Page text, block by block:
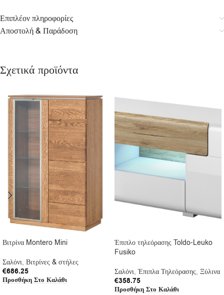
Επιπλέον πληροφορίες
Αποστολή & Παράδοση
Σχετικά προϊόντα
Βιτρίνα Montero Mini
Σαλόνι, Βιτρίνες & στήλες
€686.25
Προσθήκη Στο Καλάθι
Έπιπλο τηλεόρασης Toldo-Leuko
Fusiko
Σαλόνι, Έπιπλα Τηλεόρασης, Ξύλινα
€358.75
Προσθήκη Στο Καλάθι